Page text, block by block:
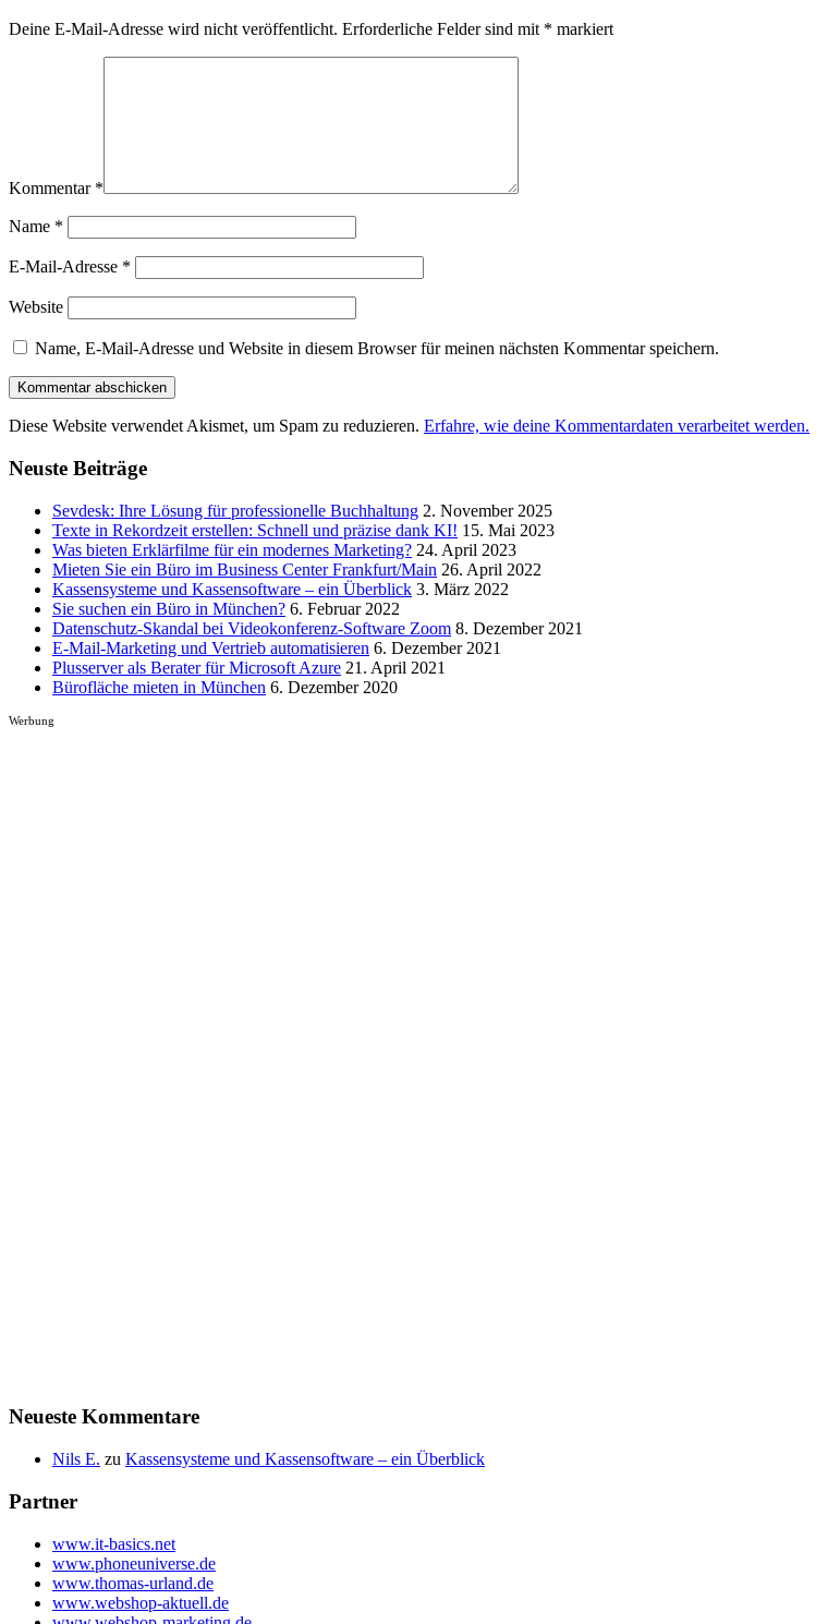
Deine E-Mail-Adresse wird nicht veröffentlicht. Erforderliche Felder sind mit * markiert
Kommentar *
Name *
E-Mail-Adresse *
Website
Name, E-Mail-Adresse und Website in diesem Browser für meinen nächsten Kommentar speichern.
Diese Website verwendet Akismet, um Spam zu reduzieren. Erfahre, wie deine Kommentardaten verarbeitet werden.
Neuste Beiträge
Sevdesk: Ihre Lösung für professionelle Buchhaltung 2. November 2025
Texte in Rekordzeit erstellen: Schnell und präzise dank KI! 15. Mai 2023
Was bieten Erklärfilme für ein modernes Marketing? 24. April 2023
Mieten Sie ein Büro im Business Center Frankfurt/Main 26. April 2022
Kassensysteme und Kassensoftware – ein Überblick 3. März 2022
Sie suchen ein Büro in München? 6. Februar 2022
Datenschutz-Skandal bei Videokonferenz-Software Zoom 8. Dezember 2021
E-Mail-Marketing und Vertrieb automatisieren 6. Dezember 2021
Plusserver als Berater für Microsoft Azure 21. April 2021
Bürofläche mieten in München 6. Dezember 2020
Werbung
Neueste Kommentare
Nils E. zu Kassensysteme und Kassensoftware – ein Überblick
Partner
www.it-basics.net
www.phoneuniverse.de
www.thomas-urland.de
www.webshop-aktuell.de